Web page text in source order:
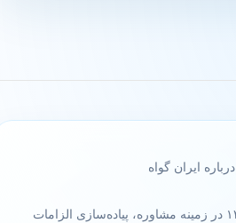
درباره ایران گواه
ایران گواه از سال ۱۳۸۷ در زمینه مشاوره، پیاده‌سازی الزامات